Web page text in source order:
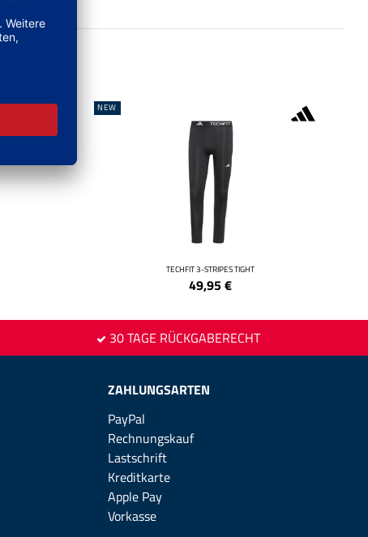
NEW
TECHFIT 3-STRIPES TIGHT
49,95€
30 TAGE RÜCKGABERECHT
ZAHLUNGSARTEN
PayPal
Rechnungskauf
Lastschrift
Kreditkarte
Apple Pay
Vorkasse